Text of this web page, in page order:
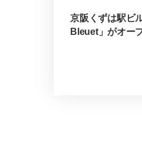
京阪くずは駅ビ
Bleuet」がオー